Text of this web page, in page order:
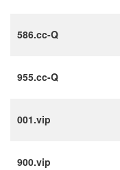
586.cc-Q
955.cc-Q
001.vip
900.vip